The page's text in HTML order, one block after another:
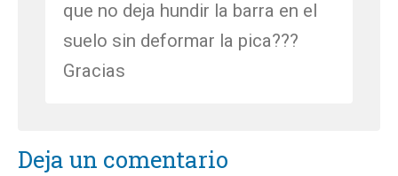
que no deja hundir la barra en el
suelo sin deformar la pica???
Gracias
Deja un comentario